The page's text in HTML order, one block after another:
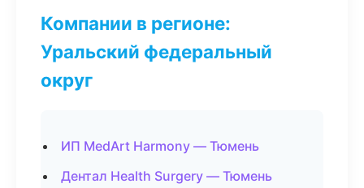
Компании в регионе:
Уральский федеральный
округ
ИП MedArt Harmony — Тюмень
Дентал Health Surgery — Тюмень